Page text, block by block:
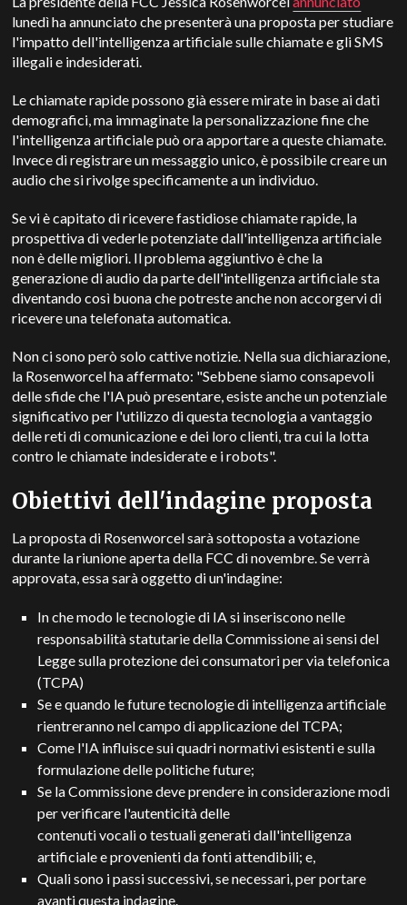
lunedì ha annunciato che presenterà una proposta per studiare
l'impatto dell'intelligenza artificiale sulle chiamate e gli SMS
illegali e indesiderati.
Le chiamate rapide possono già essere mirate in base ai dati
demografici, ma immaginate la personalizzazione fine che
l'intelligenza artificiale può ora apportare a queste chiamate.
Invece di registrare un messaggio unico, è possibile creare un
audio che si rivolge specificamente a un individuo.
Se vi è capitato di ricevere fastidiose chiamate rapide, la
prospettiva di vederle potenziate dall'intelligenza artificiale
non è delle migliori. Il problema aggiuntivo è che la
generazione di audio da parte dell'intelligenza artificiale sta
diventando così buona che potreste anche non accorgervi di
ricevere una telefonata automatica.
Non ci sono però solo cattive notizie. Nella sua dichiarazione,
la Rosenworcel ha affermato: "Sebbene siamo consapevoli
delle sfide che l'IA può presentare, esiste anche un potenziale
significativo per l'utilizzo di questa tecnologia a vantaggio
delle reti di comunicazione e dei loro clienti, tra cui la lotta
contro le chiamate indesiderate e i robots".
Obiettivi dell'indagine proposta
La proposta di Rosenworcel sarà sottoposta a votazione
durante la riunione aperta della FCC di novembre. Se verrà
approvata, essa sarà oggetto di un'indagine:
In che modo le tecnologie di IA si inseriscono nelle
responsabilità statutarie della Commissione ai sensi del
Legge sulla protezione dei consumatori per via telefonica
(TCPA)
Se e quando le future tecnologie di intelligenza artificiale
rientreranno nel campo di applicazione del TCPA;
Come l'IA influisce sui quadri normativi esistenti e sulla
formulazione delle politiche future;
Se la Commissione deve prendere in considerazione modi
per verificare l'autenticità delle
contenuti vocali o testuali generati dall'intelligenza
artificiale e provenienti da fonti attendibili; e,
Quali sono i passi successivi, se necessari, per portare
avanti questa indagine.